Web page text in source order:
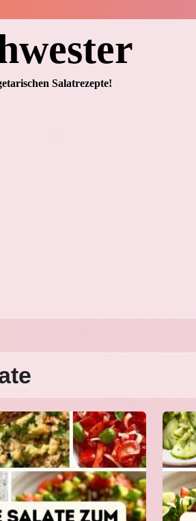
Salatrezepte!